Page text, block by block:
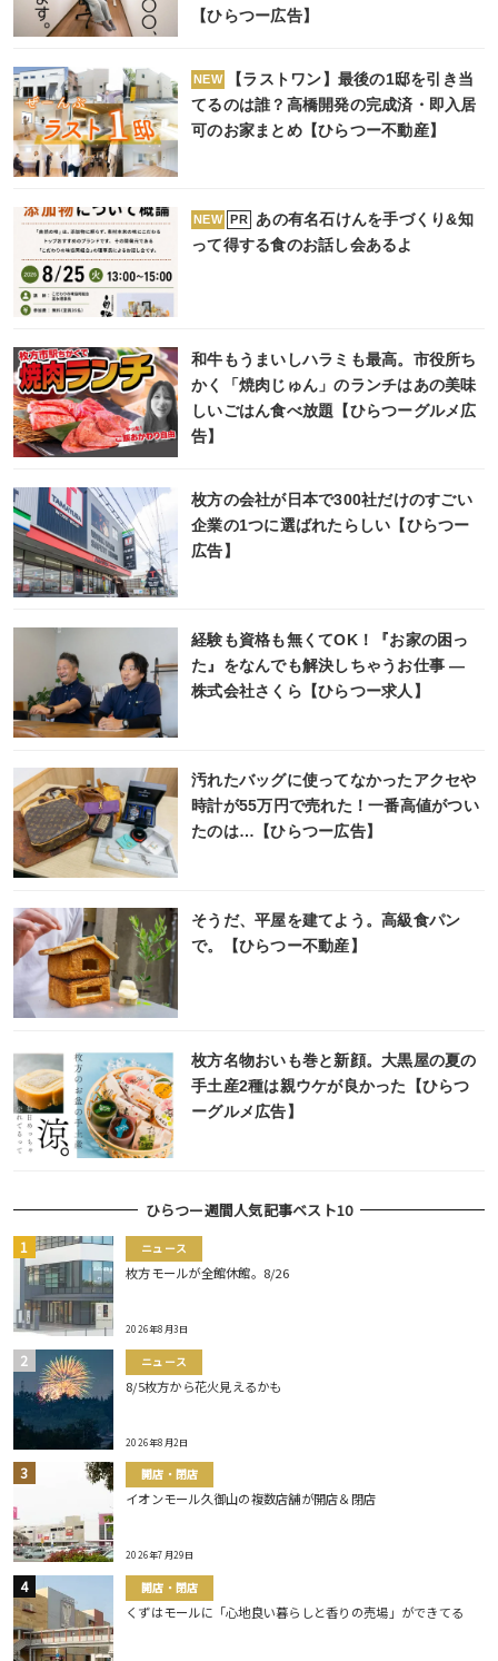
【ひらつー広告】
NEW
【ラストワン】最後の1邸を引き当
てるのは誰？高橋開発の完成済・即入居
可のお家まとめ【ひらつー不動産】
NEW PR
あの有名石けんを手づくり&知
って得する食のお話し会あるよ
和牛もうまいしハラミも最高。市役所ち
かく「焼肉じゅん」のランチはあの美味
しいごはん食べ放題【ひらつーグルメ広
告】
枚方の会社が日本で300社だけのすごい
企業の1つに選ばれたらしい【ひらつー
広告】
経験も資格も無くてOK！『お家の困っ
た』をなんでも解決しちゃうお仕事 ―
株式会社さくら【ひらつー求人】
汚れたバッグに使ってなかったアクセや
時計が55万円で売れた！一番高値がつい
たのは…【ひらつー広告】
そうだ、平屋を建てよう。高級食パン
で。【ひらつー不動産】
枚方名物おいも巻と新顔。大黒屋の夏の
手土産2種は親ウケが良かった【ひらつ
ーグルメ広告】
ひらつー週間人気記事ベスト10
ニュース
枚方モールが全館休館。8/26
2026年8月3日
ニュース
8/5枚方から花火見えるかも
2026年8月2日
開店・閉店
イオンモール久御山の複数店舗が開店＆閉店
2026年7月29日
開店・閉店
くずはモールに「心地良い暮らしと香りの売場」ができてる